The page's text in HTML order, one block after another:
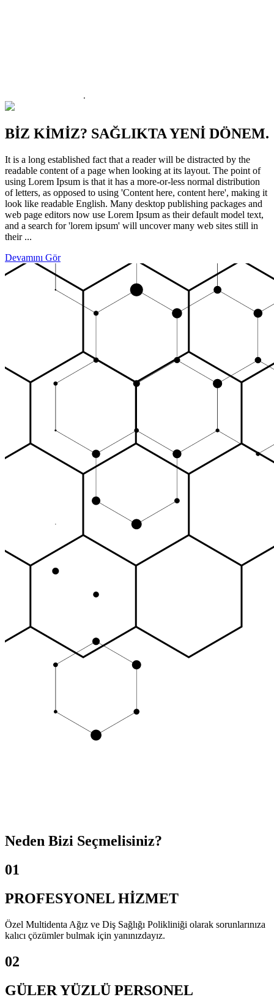
BİZ KİMİZ? SAĞLIKTA YENİ DÖNEM.
It is a long established fact that a reader will be distracted by the
readable content of a page when looking at its layout. The point of
using Lorem Ipsum is that it has a more-or-less normal distribution
of letters, as opposed to using 'Content here, content here', making it
look like readable English. Many desktop publishing packages and
web page editors now use Lorem Ipsum as their default model text,
and a search for 'lorem ipsum' will uncover many web sites still in
their ...
Devamını Gör
Neden Bizi Seçmelisiniz?
01
PROFESYONEL HİZMET
Özel Multidenta Ağız ve Diş Sağlığı Polikliniği olarak sorunlarınıza
kalıcı çözümler bulmak için yanınızdayız.
02
GÜLER YÜZLÜ PERSONEL